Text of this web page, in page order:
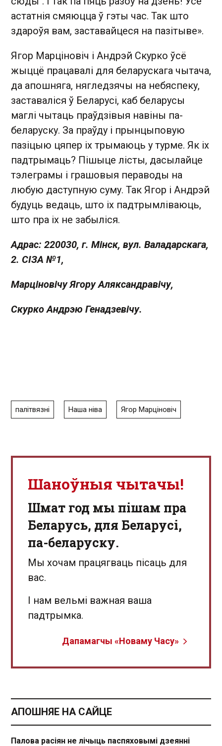
астатнія смяюцца ў гэты час. Так што
здароўя вам, заставайцеся на пазітыве».
Ягор Марціновіч і Андрэй Скурко ўсё
жыццё працавалі для беларускага чытача,
да апошняга, нягледзячы на небяспеку,
заставаліся ў Беларусі, каб беларусы
маглі чытаць праўдзівыя навіны па-
беларуску. За праўду і прынцыповую
пазіцыю цяпер іх трымаюць у турме. Як іх
падтрымаць? Пішыце лісты, дасылайце
тэлеграмы і грашовыя пераводы на
любую даступную суму. Так Ягор і Андрэй
будуць ведаць, што іх падтрымліваюць,
што пра іх не забыліся.
Адрас: 220030, г. Мінск, вул. Валадарскага,
2. СІЗА №1,
Марціновічу Ягору Аляксандравічу,
Скурко Андрэю Генадзевічу.
палітвязні Наша ніва Ягор Марціновіч
Шаноўныя чытачы!
Шмат год мы пішам пра
Беларусь, для Беларусі,
па-беларуску.
Мы хочам працягваць пісаць для
вас.
І нам вельмі важная ваша
падтрымка.
Дапамагчы «Новаму Часу»
АПОШНЯЕ НА САЙЦЕ
Палова расіян не лічыць паспяховымі дзеянні